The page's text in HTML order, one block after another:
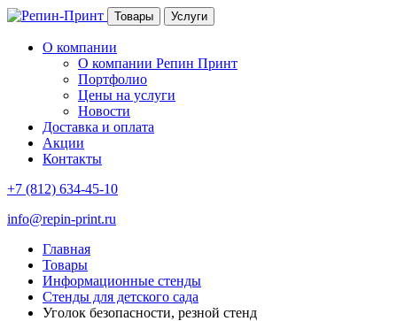
Товары Услуги
О компании
О компании Репин Принт
Портфолио
Цены на услуги
Новости
Доставка и оплата
Акции
Контакты
+7 (812) 634-45-10
info@repin-print.ru
Главная
Товары
Информационные стенды
Стенды для детского сада
Уголок безопасности, резной стенд